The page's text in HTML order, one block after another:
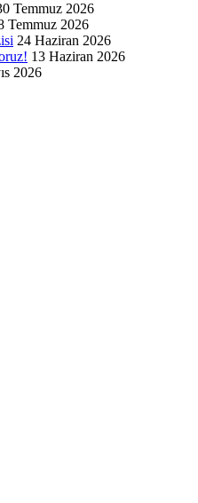
Temmuz 2026
Temmuz 2026
24 Haziran 2026
13 Haziran 2026
2026